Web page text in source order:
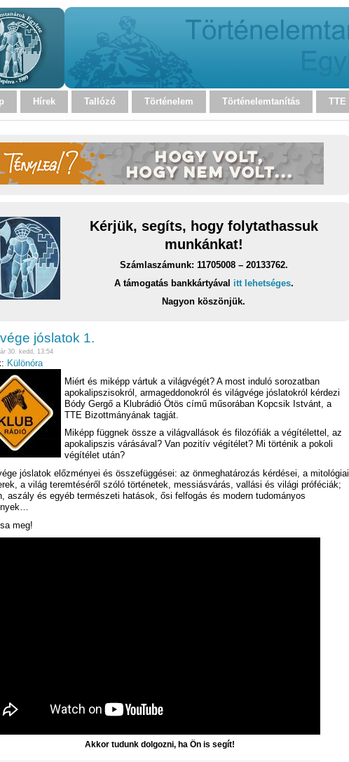
Hírek Tallózó Történelem Történelemtanítás TTE
Kérjük, segíts, hogy folytathassuk
munkánkat!
Számlaszámunk: 11705008 – 20133762.
A támogatás bankkártyával itt lehetséges.
Nagyon köszönjük.
jóslatok 1.
30. kedd, 13:54
Különóra
Miért és miképp vártuk a világvégét? A most induló sorozatban
apokalipszisokról, armageddonokról és világvége jóslatokról kérdezi
Bódy Gergő a Klubrádió Ötös című műsorában Kopcsik Istvánt, a
TTE Bizottmányának tagját.
Miképp függnek össze a világvallások és filozófiák a végítélettel, az
apokalipszis várásával? Van pozitív végítélet? Mi történik a pokoli
végítélet után?
jóslatok előzményei és összefüggései: az önmeghatározás kérdései, a mitológiai
a világ teremtéséről szóló történetek, messiásvárás, vallási és világi próféciák;
aszály és egyéb természeti hatások, ősi felfogás és modern tudományos
meg!
Akkor tudunk dolgozni, ha Ön is segít!